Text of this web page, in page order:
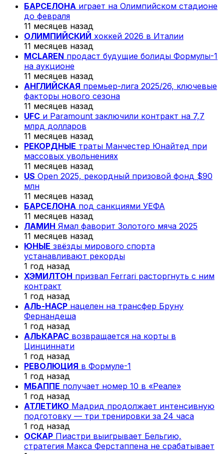
БАРСЕЛОНА играет на Олимпийском стадионе
до февраля
11 месяцев назад
ОЛИМПИЙСКИЙ хоккей 2026 в Италии
11 месяцев назад
MCLAREN продаст будущие болиды Формулы-1
на аукционе
11 месяцев назад
АНГЛИЙСКАЯ премьер-лига 2025/26, ключевые
факторы нового сезона
11 месяцев назад
UFC и Paramount заключили контракт на 7,7
млрд долларов
11 месяцев назад
РЕКОРДНЫЕ траты Манчестер Юнайтед при
массовых увольнениях
11 месяцев назад
US Open 2025, рекордный призовой фонд $90
млн
11 месяцев назад
БАРСЕЛОНА под санкциями УЕФА
11 месяцев назад
ЛАМИН Ямал фаворит Золотого мяча 2025
11 месяцев назад
ЮНЫЕ звёзды мирового спорта
устанавливают рекорды
1 год назад
ХЭМИЛТОН призвал Ferrari расторгнуть с ним
контракт
1 год назад
АЛЬ-НАСР нацелен на трансфер Бруну
Фернандеша
1 год назад
АЛЬКАРАС возвращается на корты в
Цинциннати
1 год назад
РЕВОЛЮЦИЯ в Формуле-1
1 год назад
МБАППЕ получает номер 10 в «Реале»
1 год назад
АТЛЕТИКО Мадрид продолжает интенсивную
подготовку — три тренировки за 24 часа
1 год назад
ОСКАР Пиастри выигрывает Бельгию,
стратегия Макса Ферстаппена не срабатывает